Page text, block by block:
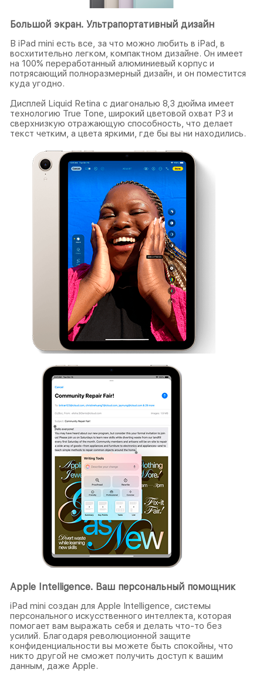
Большой экран. Ультрапортативный дизайн
В iPad mini есть все, за что можно любить в iPad, в
восхитительно легком, компактном дизайне. Он имеет
на 100% переработанный алюминиевый корпус и
потрясающий полноразмерный дизайн, и он поместится
куда угодно.
Дисплей Liquid Retina с диагональю 8,3 дюйма имеет
технологию True Tone, широкий цветовой охват P3 и
сверхнизкую отражающую способность, что делает
текст четким, а цвета яркими, где бы вы ни находились.
Apple Intelligence. Ваш персональный помощник
iPad mini создан для Apple Intelligence, системы
персонального искусственного интеллекта, которая
помогает вам выражать себя и делать что-то без
усилий. Благодаря революционной защите
конфиденциальности вы можете быть спокойны, что
никто другой не сможет получить доступ к вашим
данным, даже Apple.